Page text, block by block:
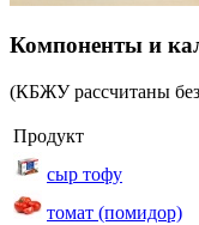
Компоненты и
(КБЖУ рассчитаны
Продукт
сыр тофу
томат (помидор)